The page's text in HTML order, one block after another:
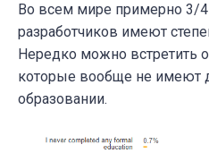
Во всем мире примерно 3/
разработчиков имеют
Нередко можно встретить
которые вообще не
образовании.